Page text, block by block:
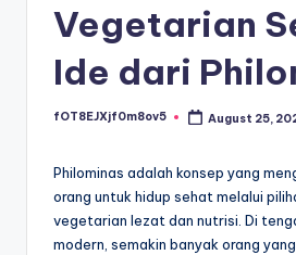
Vegetarian
Ide dari
Posted
fOT8EJXjf0m8ov5 August 25,
Philominas adalah konsep yang
orang untuk hidup sehat melalui
vegetarian lezat dan nutrisi. Di
modern, semakin banyak orang